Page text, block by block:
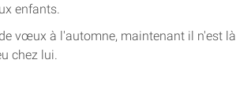
enfants.
vœux à l'automne, maintenant il n'est là
chez lui.